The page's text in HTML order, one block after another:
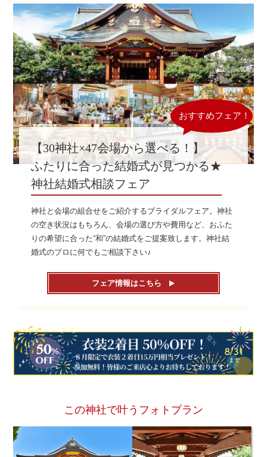
【30神社×47会場から選べる！】
ふたりに合った結婚式が見つかる★
神社結婚式相談フェア
神社と会場の組合せをご紹介するブライダルフェア。神社
の空き状況はもちろん、会場の選び方や費用など、おふた
りの希望に合った“和”の結婚式をご提案致します。神社結
婚式のプロに何でもご相談下さい♪
フェア情報はこちら
この神社で叶うフォトプラン